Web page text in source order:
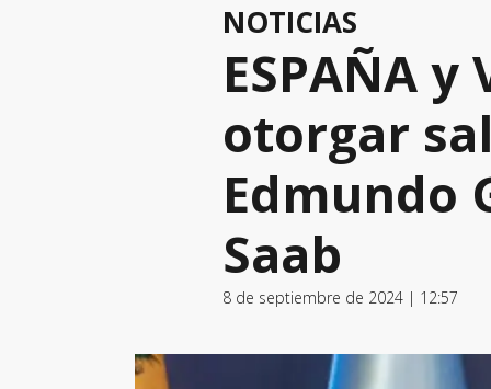
NOTICIAS
ESPAÑA y
otorgar
Edmundo
Saab
8 de septiembre de 2024 | 12:57